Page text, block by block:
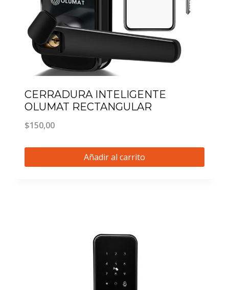
CERRADURA INTELIGENTE
OLUMAT RECTANGULAR
$150,00
Añadir al carrito